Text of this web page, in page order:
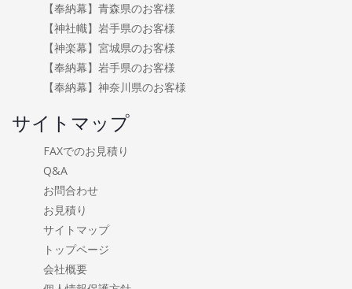
【奉納幕】青森県のお客様
【神社幟】岩手県のお客様
【神楽幕】宮城県のお客様
【奉納幕】岩手県のお客様
【奉納幕】神奈川県のお客様
サイトマップ
FAXでのお見積り
Q&A
お問合わせ
お見積り
サイトマップ
トップページ
会社概要